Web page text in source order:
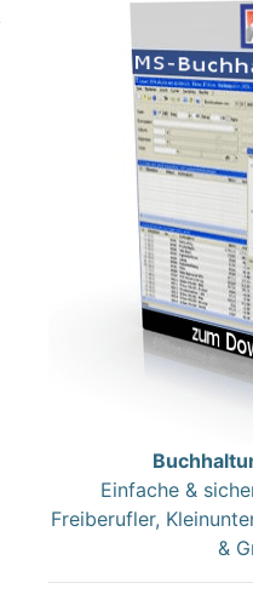
Einfache &
Freiberufler,
&